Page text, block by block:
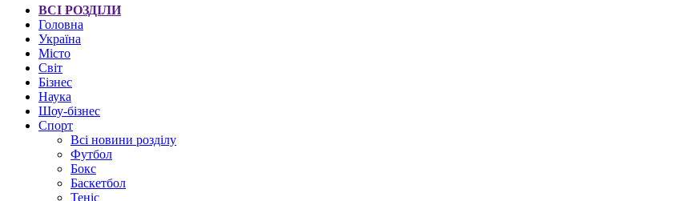
ВСІ РОЗДІЛИ
Головна
Україна
Місто
Світ
Бізнес
Наука
Шоу-бізнес
Спорт
Всі новини розділу
Футбол
Бокс
Баскетбол
Теніс